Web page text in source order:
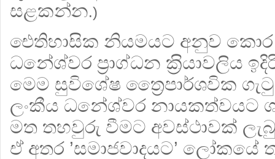
සළකන්න.)
ඓතිහාසික නියමයට අනුව
ධනේශ්වර ප‍්‍රාග්ධන ක‍්‍රියාවලිය
මෙම සුවිශේෂ ත්‍රෛපාර්ශවික
ලංකීය ධනේශ්වර නායකත්වයට
මත තහවුරු වීමට අවස්ථාවක්
ඒ අතර ’සමාජවාදයට’